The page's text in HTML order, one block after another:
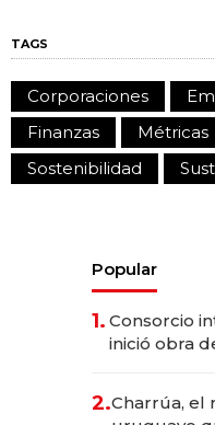
TAGS
Corporaciones
Finanzas
Métricas
Sostenibilidad
Popular
1. Consorcio
inició obra
millones
2.Charrúa, el